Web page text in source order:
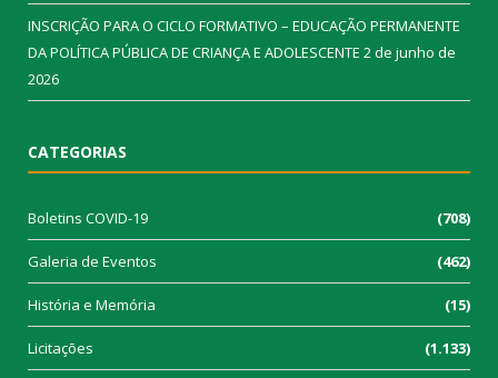
INSCRIÇÃO PARA O CICLO FORMATIVO – EDUCAÇÃO PERMANENTE
DA POLÍTICA PÚBLICA DE CRIANÇA E ADOLESCENTE 2 de junho de
2026
CATEGORIAS
Boletins COVID-19 (708)
Galeria de Eventos (462)
História e Memória (15)
Licitações (1.133)